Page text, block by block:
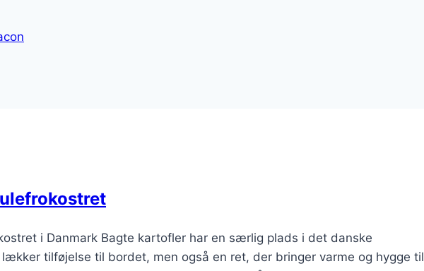
i Danmark Bagte kartofler har en særlig plads i det danske
tilføjelse til bordet, men også en ret, der bringer varme og hygge til